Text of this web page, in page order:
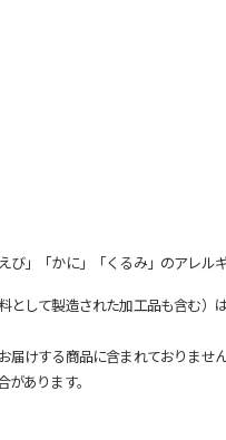
」「かに」「くるみ」のアレル
して製造された加工品も含む）
けする商品に含まれておりません
あります。